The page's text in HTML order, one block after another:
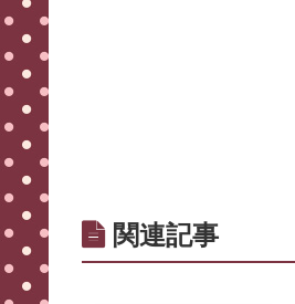
関連記事